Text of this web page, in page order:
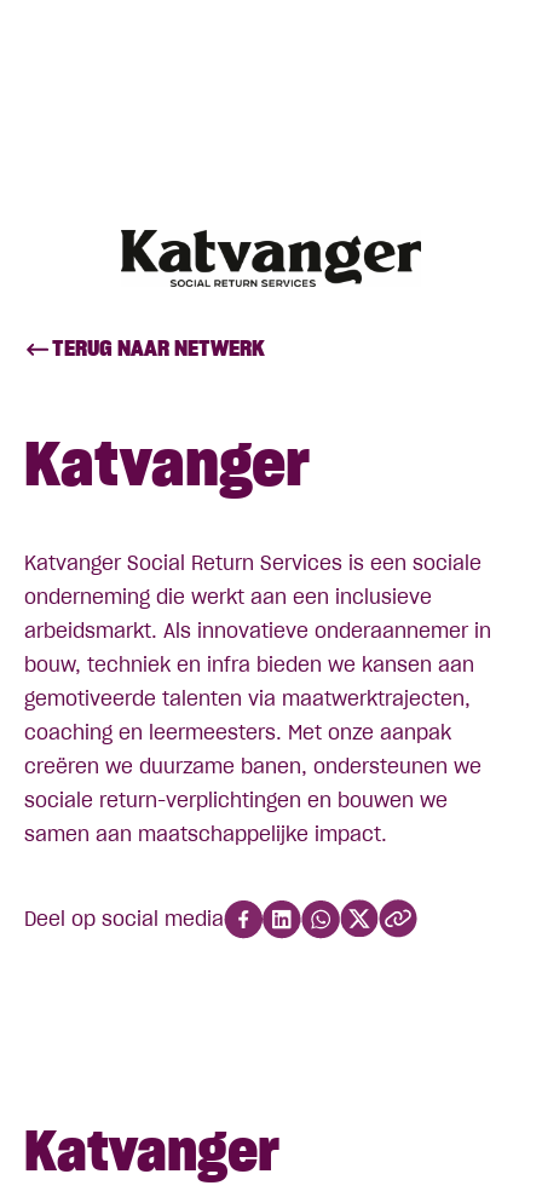
TERUG NAAR NETWERK
Katvanger
Katvanger Social Return Services is een sociale
onderneming die werkt aan een inclusieve
arbeidsmarkt. Als innovatieve onderaannemer in
bouw, techniek en infra bieden we kansen aan
gemotiveerde talenten via maatwerktrajecten,
coaching en leermeesters. Met onze aanpak
creëren we duurzame banen, ondersteunen we
sociale return-verplichtingen en bouwen we
samen aan maatschappelijke impact.
Deel op social media
Katvanger